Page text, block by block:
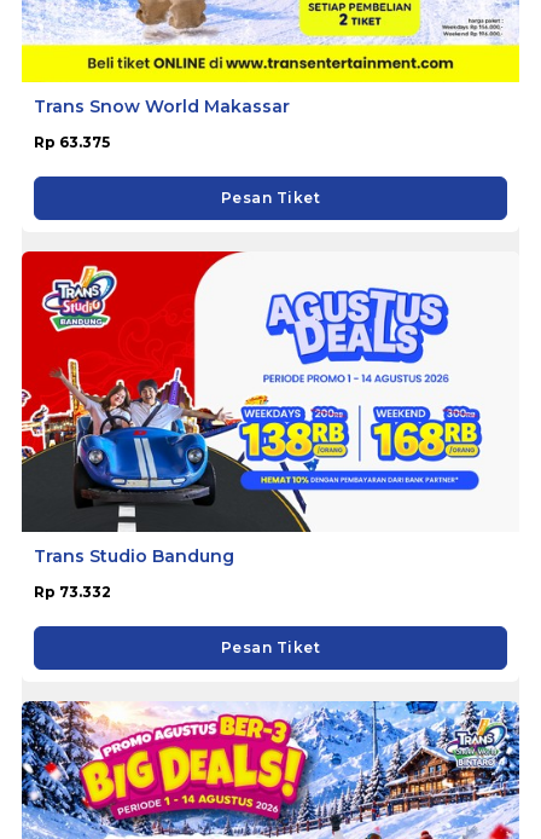
Trans Snow World Makassar
Rp 63.375
Pesan Tiket
Trans Studio Bandung
Rp 73.332
Pesan Tiket